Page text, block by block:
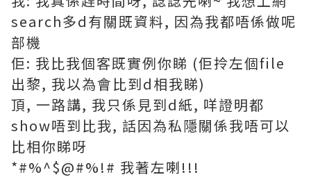
search多d有關既資料, 因為我都唔係做呢
部機
佢: 我比我個客既實例你睇 (佢拎左個file
出黎, 我以為會比到d相我睇)
頂, 一路講, 我只係見到d紙, 咩證明都
show唔到比我, 話因為私隱關係我唔可以
比相你睇呀
*#%^$@#%!# 我著左喇!!!